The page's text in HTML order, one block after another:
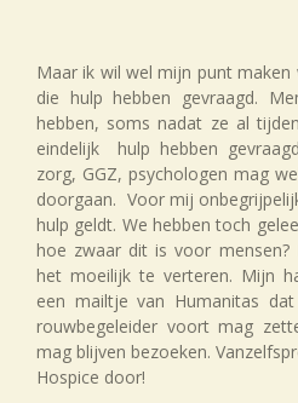
Maar ik wil wel mijn punt
die hulp hebben gevraagd.
hebben, soms nadat ze al
eindelijk hulp hebben
zorg, GGZ, psychologen mag
doorgaan. Voor mij
hulp geldt. We hebben toch
hoe zwaar dit is voor mensen?
het moeilijk te verteren. Mijn
een mailtje van Humanitas
rouwbegeleider voort mag
mag blijven bezoeken.
Hospice door!